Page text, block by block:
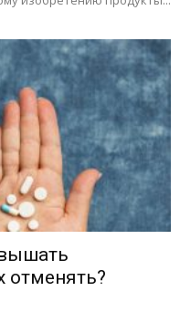
отменять?